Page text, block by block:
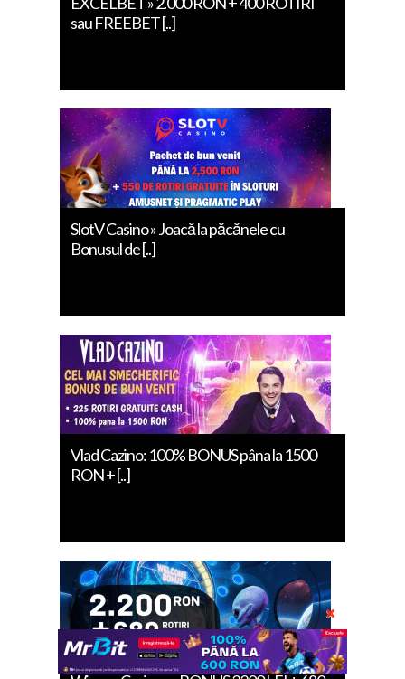
sau FREEBET [..]
SlotV Casino » Joacă la păcănele cu
Bonusul de [..]
Vlad Cazino: 100% BONUS pâna la 1500
RON + [..]